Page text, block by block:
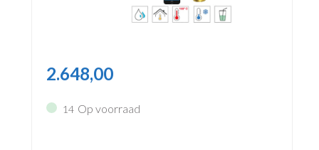
2.648,00
14 Op voorraad